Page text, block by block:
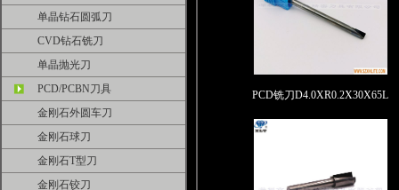
单晶钻石圆弧刀
CVD钻石铣刀
单晶抛光刀
PCD/PCBN刀具
金刚石外圆车刀
金刚石球刀
金刚石T型刀
金刚石铰刀
PCD铣刀D4.0XR0.2X30X65L